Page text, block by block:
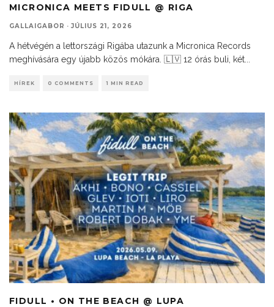
MICRONICA MEETS FIDULL @ RIGA
GALLAIGABOR · JÚLIUS 21, 2026
A hétvégén a lettországi Rigába utazunk a Micronica Records
meghívására egy újabb közös mókára. 🇱🇻 12 órás buli, két
HÍREK 0 COMMENTS 1 MIN READ
FIDULL • ON THE BEACH @ LUPA